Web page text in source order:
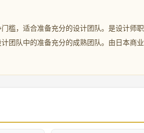
槛，适合准备充分的设计团队。是设计师职
团队中的准备充分的成熟团队。由日本商业